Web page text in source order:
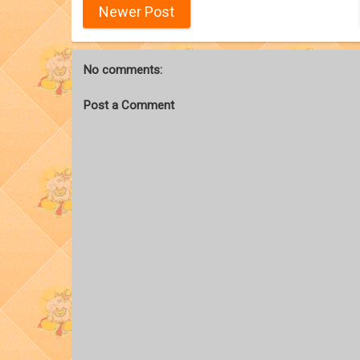
Newer Post
No comments:
Post a Comment